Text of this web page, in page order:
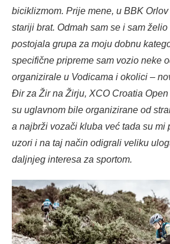
biciklizmom. Prije mene, u BBK
stariji brat. Odmah sam se i sam
postojala grupa za moju dobnu
specifične pripreme sam vozio neke
organizirale u Vodicama i okolici –
Đir za Žir na Žirju, XCO Croatia
su uglavnom bile organizirane od
a najbrži vozači kluba već tada su mi
uzori i na taj način odigrali veliku
daljnjeg interesa za sportom.